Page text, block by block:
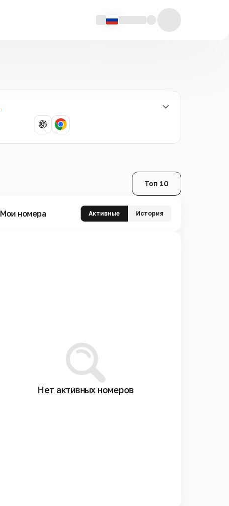
Топ 10
Мои номера Активные История
Нет активных номеров